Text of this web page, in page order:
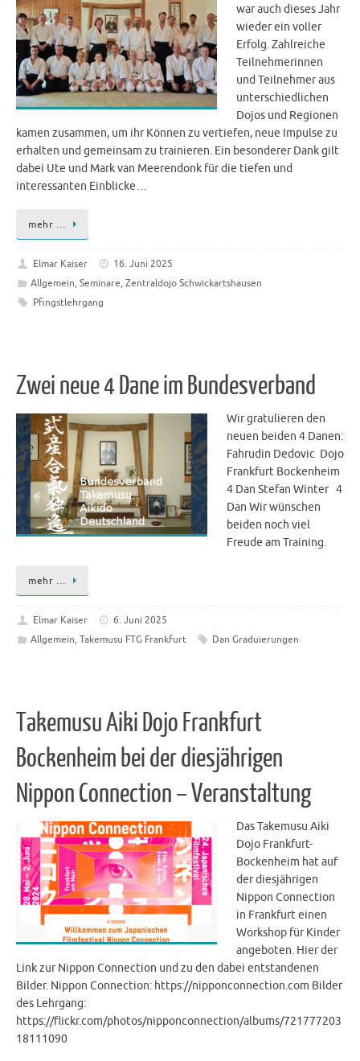
war auch dieses Jahr
wieder ein voller
Erfolg. Zahlreiche
Teilnehmerinnen
und Teilnehmer aus
unterschiedlichen
Dojos und Regionen
kamen zusammen, um ihr Können zu vertiefen, neue Impulse zu
erhalten und gemeinsam zu trainieren. Ein besonderer Dank gilt
dabei Ute und Mark van Meerendonk für die tiefen und
interessanten Einblicke…
mehr …
Elmar Kaiser
16. Juni 2025
Allgemein, Seminare, Zentraldojo Schwickartshausen
Pfingstlehrgang
Zwei neue 4 Dane im Bundesverband
Wir gratulieren den
neuen beiden 4 Danen:
Fahrudin Dedovic Dojo
Frankfurt Bockenheim
4 Dan Stefan Winter 4
Dan Wir wünschen
beiden noch viel
Freude am Training.
mehr …
Elmar Kaiser
6. Juni 2025
Allgemein, Takemusu FTG Frankfurt Dan Graduierungen
Takemusu Aiki Dojo Frankfurt
Bockenheim bei der diesjährigen
Nippon Connection – Veranstaltung
Das Takemusu Aiki
Dojo Frankfurt-
Bockenheim hat auf
der diesjährigen
Nippon Connection
in Frankfurt einen
Workshop für Kinder
angeboten. Hier der
Link zur Nippon Connection und zu den dabei entstandenen
Bilder. Nippon Connection: https://nipponconnection.com Bilder
des Lehrgang:
https://flickr.com/photos/nipponconnection/albums/721777203
18111090